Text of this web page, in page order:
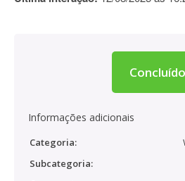
Concluído
Informações adicionais
Categoria:
Subcategoria: